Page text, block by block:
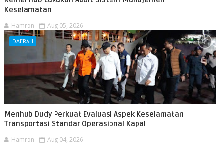
Keselamatan
Hamron Aug 05, 2026
DAERAH
Menhub Dudy Perkuat Evaluasi Aspek Keselamatan
Transportasi Standar Operasional Kapal
Hamron Aug 04, 2026